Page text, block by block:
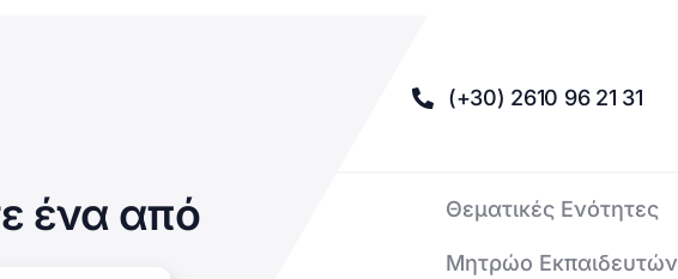
(+30) 2610 96 21 31
ένα από
Θεματικές Ενότητες
Μητρώο Εκπαιδευτών